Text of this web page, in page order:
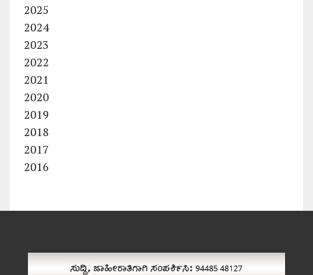
2025
2024
2023
2022
2021
2020
2019
2018
2017
2016